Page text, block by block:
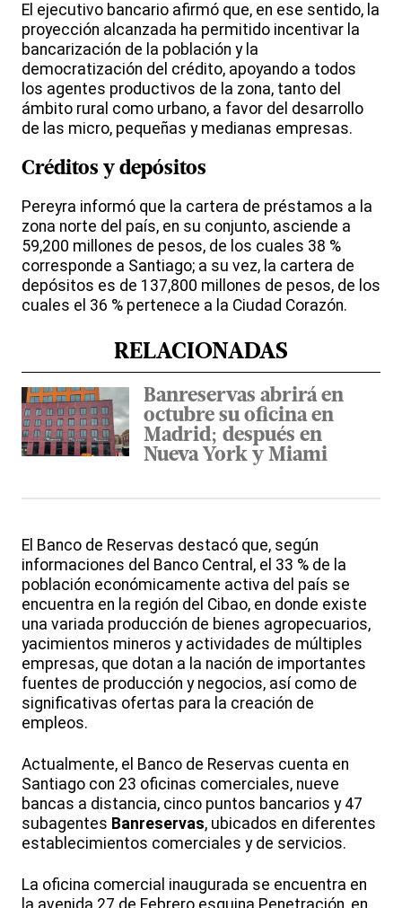
El ejecutivo bancario afirmó que, en ese sentido, la
proyección alcanzada ha permitido incentivar la
bancarización de la población y la
democratización del crédito, apoyando a todos
los agentes productivos de la zona, tanto del
ámbito rural como urbano, a favor del desarrollo
de las micro, pequeñas y medianas empresas.
Créditos y depósitos
Pereyra informó que la cartera de préstamos a la
zona norte del país, en su conjunto, asciende a
59,200 millones de pesos, de los cuales 38 %
corresponde a Santiago; a su vez, la cartera de
depósitos es de 137,800 millones de pesos, de los
cuales el 36 % pertenece a la Ciudad Corazón.
RELACIONADAS
Banreservas abrirá en
octubre su oficina en
Madrid; después en
Nueva York y Miami
El Banco de Reservas destacó que, según
informaciones del Banco Central, el 33 % de la
población económicamente activa del país se
encuentra en la región del Cibao, en donde existe
una variada producción de bienes agropecuarios,
yacimientos mineros y actividades de múltiples
empresas, que dotan a la nación de importantes
fuentes de producción y negocios, así como de
significativas ofertas para la creación de
empleos.
Actualmente, el Banco de Reservas cuenta en
Santiago con 23 oficinas comerciales, nueve
bancas a distancia, cinco puntos bancarios y 47
subagentes Banreservas, ubicados en diferentes
establecimientos comerciales y de servicios.
La oficina comercial inaugurada se encuentra en